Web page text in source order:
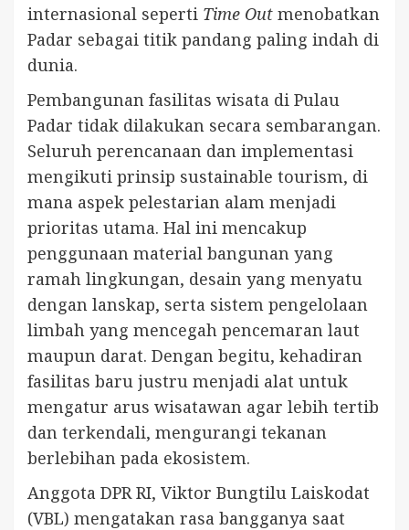
internasional seperti Time Out menobatkan
Padar sebagai titik pandang paling indah di
dunia.
Pembangunan fasilitas wisata di Pulau
Padar tidak dilakukan secara sembarangan.
Seluruh perencanaan dan implementasi
mengikuti prinsip sustainable tourism, di
mana aspek pelestarian alam menjadi
prioritas utama. Hal ini mencakup
penggunaan material bangunan yang
ramah lingkungan, desain yang menyatu
dengan lanskap, serta sistem pengelolaan
limbah yang mencegah pencemaran laut
maupun darat. Dengan begitu, kehadiran
fasilitas baru justru menjadi alat untuk
mengatur arus wisatawan agar lebih tertib
dan terkendali, mengurangi tekanan
berlebihan pada ekosistem.
Anggota DPR RI, Viktor Bungtilu Laiskodat
(VBL) mengatakan rasa bangganya saat